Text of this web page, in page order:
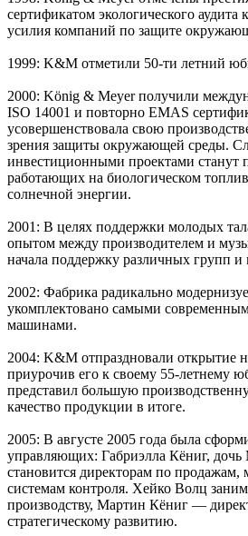
сертификатом экологического
усилия компаний по защите
1999: K&M отметили 50-ти летний
2000: König & Meyer получили
ISO 14001 и повторно EMAS
усовершенствовала свою
зрения защиты окружающей среды.
инвестиционными проектами станут
работающих на биологическом
солнечной энергии.
2001: В целях поддержки молодых
опытом между производителем и
начала поддержку различных групп
2002: Фабрика радикально
укомплектовано самыми
машинами.
2004: K&M отпраздновали открытие
приурочив его к своему 55-летнему
представил большую
качество продукции в итоге.
2005: В августе 2005 года была
управляющих: Габриэлла Кёниг,
становится директорам по продажам,
системам контроля. Хейко Волц
производству, Мартин Кёниг —
стратегическому развитию.